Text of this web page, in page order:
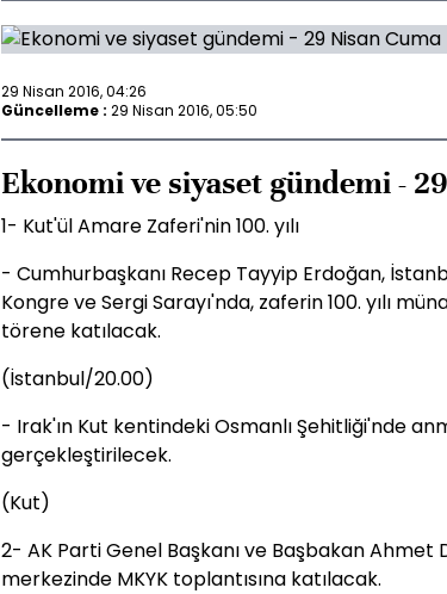
29 Nisan 2016, 04:26
Güncelleme : 29 Nisan 2016, 05:50
Ekonomi ve siyaset gündemi -
1- Kut'ül Amare Zaferi'nin 100. yılı
- Cumhurbaşkanı Recep Tayyip Erdoğan,
Kongre ve Sergi Sarayı'nda, zaferin 100. yılı
törene katılacak.
(İstanbul/20.00)
- Irak'ın Kut kentindeki Osmanlı Şehitliği'nde
gerçekleştirilecek.
(Kut)
2- AK Parti Genel Başkanı ve Başbakan
merkezinde MKYK toplantısına katılacak.